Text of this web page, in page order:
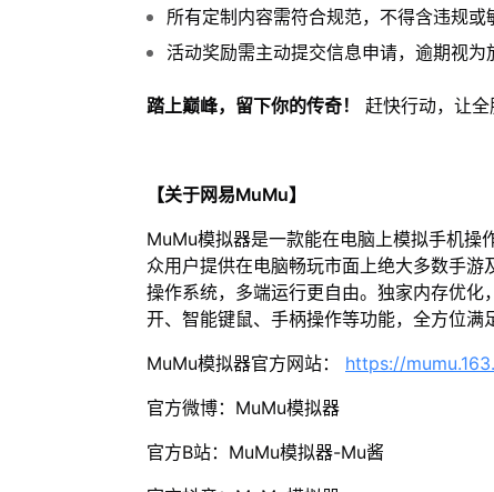
所有定制内容需符合规范，不得含违规或
活动奖励需主动提交信息申请，逾期视为
踏上巅峰，留下你的传奇！ 赶快行动，让全
【关于网易MuMu】
MuMu模拟器是一款能在电脑上模拟手机操
众用户提供在电脑畅玩市面上绝大多数手
操作系统，多端运行更自由。独家内存优
开、智能键鼠、手柄操作等功能，全方位满
MuMu模拟器官方网站： https://
官方微博：MuMu模拟器
官方B站：MuMu模拟器-Mu酱